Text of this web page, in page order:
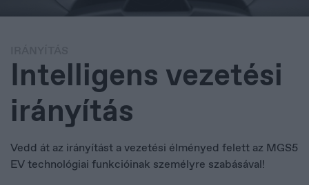
Intelligens vezetési
irányítás
Vedd át az irányítást a vezetési élményed felett az MGS5
EV technológiai funkcióinak személyre szabásával!